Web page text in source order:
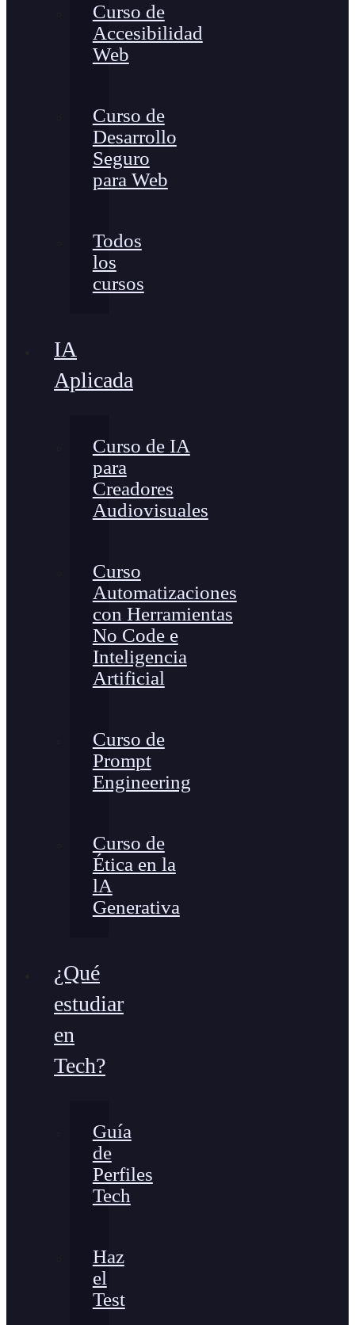
Curso de
Accesibilidad
Web
Curso de
Desarrollo
Seguro
para Web
Todos
los
cursos
IA
Aplicada
Curso de IA
para
Creadores
Audiovisuales
Curso
Automatizaciones
con Herramientas
No Code e
Inteligencia
Artificial
Curso de
Prompt
Engineering
Curso de
Ética en la
lA
Generativa
¿Qué
estudiar
en
Tech?
Guía
de
Perfiles
Tech
Haz
el
Test